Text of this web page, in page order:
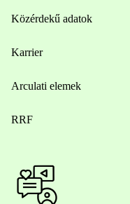
Közérdekű adatok
Karrier
Arculati elemek
RRF